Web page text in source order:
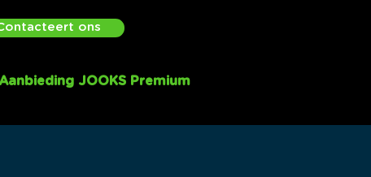
ons
Aanbieding JOOKS Premium